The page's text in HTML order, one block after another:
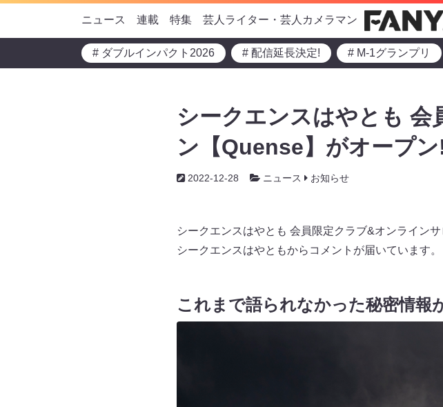
ニュース 連載 特集 芸人ライター・芸人カメラマン
# ダブルインパクト2026 # 配信延長決定! # M-1グランプリ
シークエンスはやとも 会
ン【Quense】がオープン
2022-12-28 ニュース お知らせ
シークエンスはやとも 会員限定クラブ&オンライン
シークエンスはやともからコメントが届いています。
これまで語られなかった秘密情報